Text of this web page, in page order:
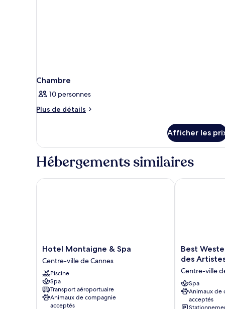
Chambre
10 personnes
Plus de détails
Plus
Chambre
Afficher les
Hébergements similaires
Hotel
Montaigne
&
Spa
Centre-
ville
de
Hotel Montaigne & Spa
Centre-ville de Cannes
Piscine
Spa
Transport aéroportuaire
Animaux de compagnie
acceptés
Hotel Montaigne & Spa
Best
Western
Le
Patio
des
Artistes
Best
des
Centre-ville
Spa
Animaux de
acceptés
Best Western